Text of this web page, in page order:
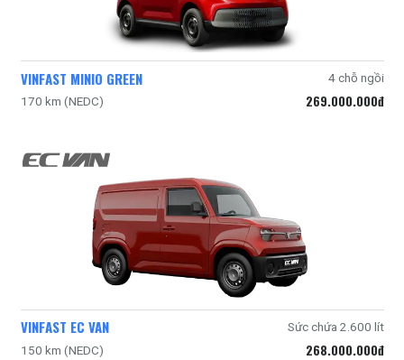
VINFAST MINIO GREEN
4 chỗ ngồi
170 km (NEDC)
269.000.000đ
VINFAST EC VAN
Sức chứa 2.600 lít
150 km (NEDC)
268.000.000đ